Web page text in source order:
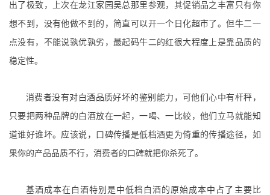
出了极致，上次在龙江家园吴总那里参观，其促销品之丰富只有你
想不到，没有他做不到的，简直可以开一个日化超市了。但牛二一
点没有，不能说孰优孰劣，最起码牛二的红很大程度上是靠品质的
稳定性。
消费者没有对白酒品质好坏的鉴别能力，可他们心中有杆秤，
只要把两种品牌的白酒放在一起，一喝、一比较，他们立马就能知
道谁好谁坏。应该说， 口碑传播是低档酒更为倚重的传播途径， 如
果你的产品品质不行，消费者的口碑就把你杀死了。
基酒成本在白酒特别是中低档白酒的原始成本中占了主要比